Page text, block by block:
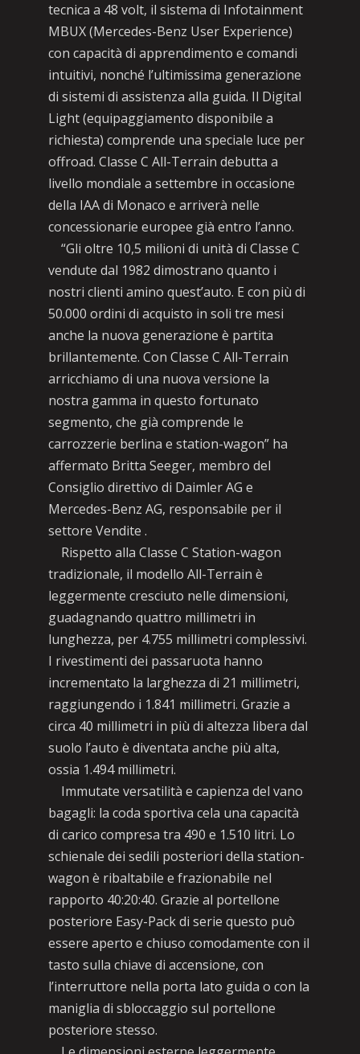
tecnica a 48 volt, il sistema di Infotainment
MBUX (Mercedes-Benz User Experience)
con capacità di apprendimento e comandi
intuitivi, nonché l’ultimissima generazione
di sistemi di assistenza alla guida. Il Digital
Light (equipaggiamento disponibile a
richiesta) comprende una speciale luce per
offroad. Classe C All-Terrain debutta a
livello mondiale a settembre in occasione
della IAA di Monaco e arriverà nelle
concessionarie europee già entro l’anno.
“Gli oltre 10,5 milioni di unità di Classe C
vendute dal 1982 dimostrano quanto i
nostri clienti amino quest’auto. E con più di
50.000 ordini di acquisto in soli tre mesi
anche la nuova generazione è partita
brillantemente. Con Classe C All-Terrain
arricchiamo di una nuova versione la
nostra gamma in questo fortunato
segmento, che già comprende le
carrozzerie berlina e station-wagon” ha
affermato Britta Seeger, membro del
Consiglio direttivo di Daimler AG e
Mercedes-Benz AG, responsabile per il
settore Vendite .
Rispetto alla Classe C Station-wagon
tradizionale, il modello All-Terrain è
leggermente cresciuto nelle dimensioni,
guadagnando quattro millimetri in
lunghezza, per 4.755 millimetri complessivi.
I rivestimenti dei passaruota hanno
incrementato la larghezza di 21 millimetri,
raggiungendo i 1.841 millimetri. Grazie a
circa 40 millimetri in più di altezza libera dal
suolo l’auto è diventata anche più alta,
ossia 1.494 millimetri.
Immutate versatilità e capienza del vano
bagagli: la coda sportiva cela una capacità
di carico compresa tra 490 e 1.510 litri. Lo
schienale dei sedili posteriori della station-
wagon è ribaltabile e frazionabile nel
rapporto 40:20:40. Grazie al portellone
posteriore Easy-Pack di serie questo può
essere aperto e chiuso comodamente con il
tasto sulla chiave di accensione, con
l’interruttore nella porta lato guida o con la
maniglia di sbloccaggio sul portellone
posteriore stesso.